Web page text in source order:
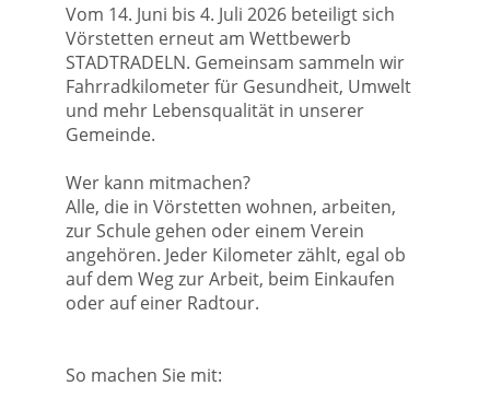
Vom 14. Juni bis 4. Juli 2026 beteiligt sich
Vörstetten erneut am Wettbewerb
STADTRADELN. Gemeinsam sammeln wir
Fahrradkilometer für Gesundheit, Umwelt
und mehr Lebensqualität in unserer
Gemeinde.
Wer kann mitmachen?
Alle, die in Vörstetten wohnen, arbeiten,
zur Schule gehen oder einem Verein
angehören. Jeder Kilometer zählt, egal ob
auf dem Weg zur Arbeit, beim Einkaufen
oder auf einer Radtour.
So machen Sie mit: